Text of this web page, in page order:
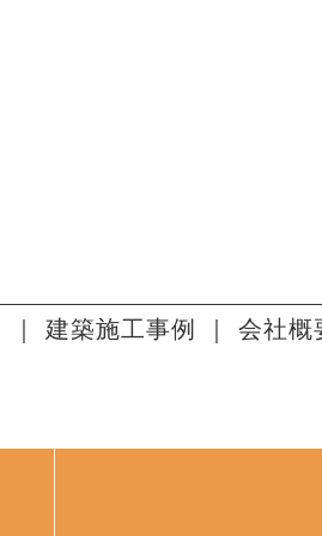
建築施工事例
会社概